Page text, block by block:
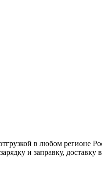
в любом регионе
и заправку, доставку